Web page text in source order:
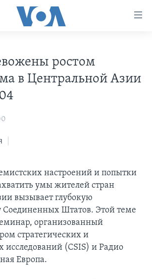
YORK
ПУТЕШЕСТВИЕ
ИСТОРИЯ
ГОРОДКИ
ФЕЙКОВ
ростом
в Центральной Азии
настроений и попытки
умы жителей стран
вызывает глубокую
Соединенных Штатов. Этой теме
организованный
стратегических и
(CSIS) и Радио
Европа.